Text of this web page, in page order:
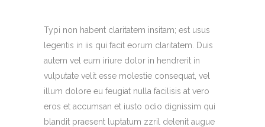
Typi non habent claritatem insitam; est usus
legentis in iis qui facit eorum claritatem. Duis
autem vel eum iriure dolor in hendrerit in
vulputate velit esse molestie consequat, vel
illum dolore eu feugiat nulla facilisis at vero
eros et accumsan et iusto odio dignissim qui
blandit praesent luptatum zzril delenit augue